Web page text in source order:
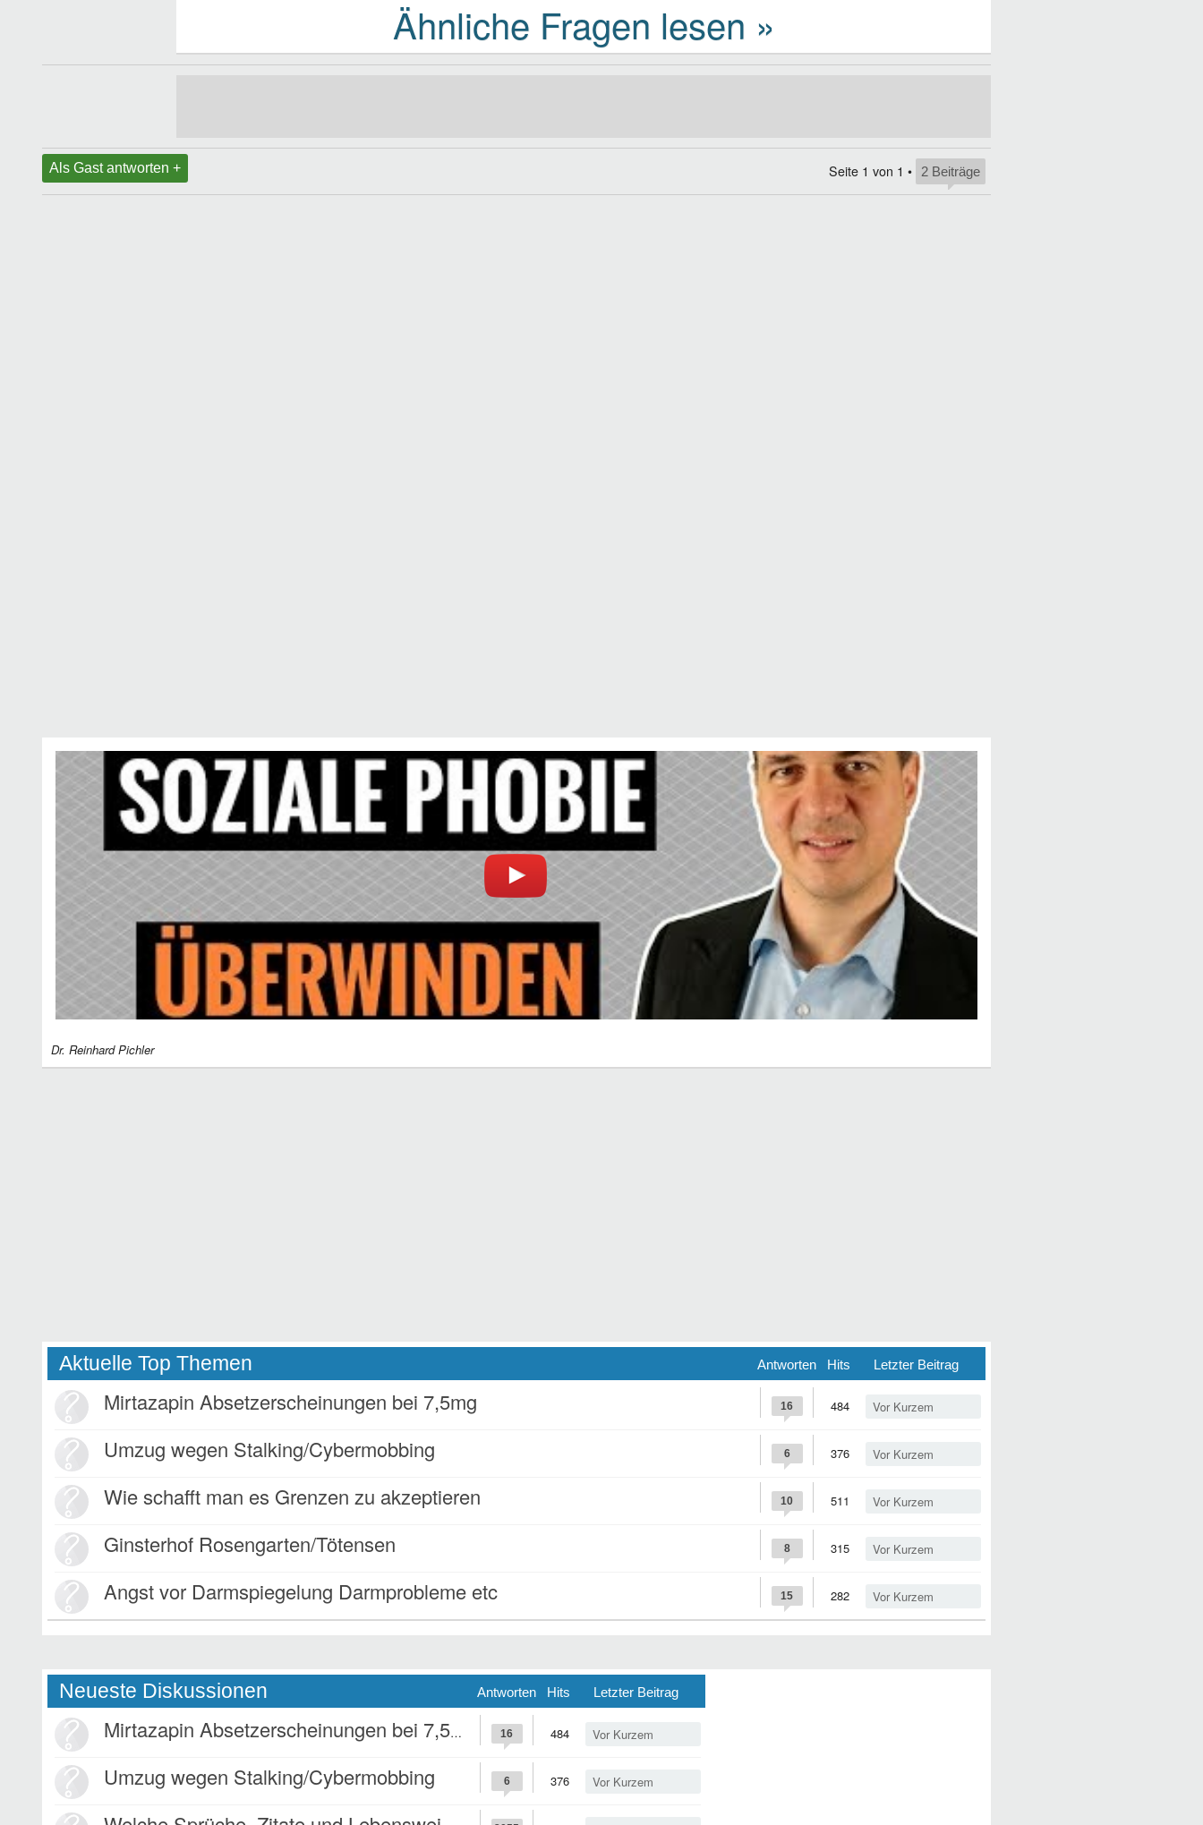
Als Gast antworten + Seite 1 von 1 • 2 Beiträge
Dr. Reinhard Pichler
Aktuelle Top Themen Hits
Antworten Letzter Beitrag
Mirtazapin Absetzerscheinungen bei 7,5mg Vor Kurzem
484
16
Umzug wegen Stalking/Cybermobbing Vor Kurzem
376
6
Wie schafft man es Grenzen zu akzeptieren Vor Kurzem
511
10
Ginsterhof Rosengarten/Tötensen Vor Kurzem
315
8
Angst vor Darmspiegelung Darmprobleme etc Vor Kurzem
282
15
Neueste Diskussionen Hits
Antworten Letzter Beitrag
Mirtazapin Absetzerscheinungen bei 7,5mg Vor Kurzem
484
16
Umzug wegen Stalking/Cybermobbing Vor Kurzem
376
6